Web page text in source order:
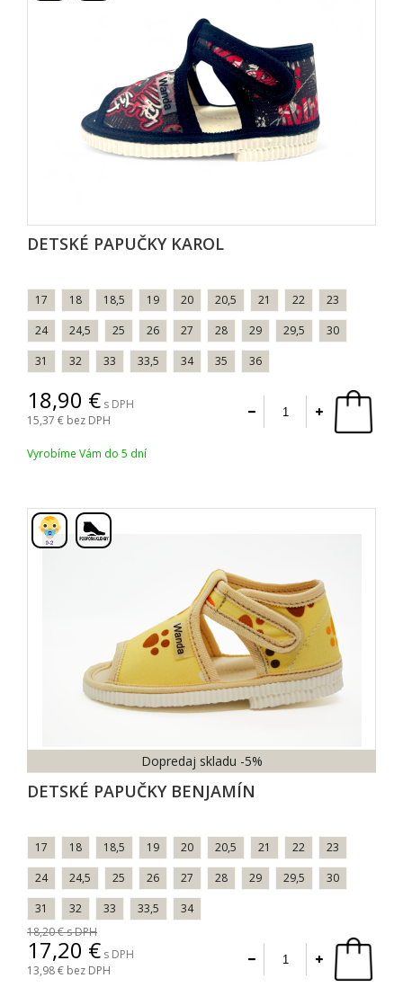
DETSKÉ PAPUČKY KAROL
17 18 18,5 19 20 20,5 21 22
23
24
24,5 25 26 27 28 29 29,5
30
31
32 33 33,5 34 35 36
18,90
s DPH
15,37 bez DPH
Vyrobíme Vám do 5 dní
DETSKÉ PAPUČKY BENJAMÍN
Dopredaj skladu -5%
17 18 18,5 19 20 20,5 21 22
23
24
24,5 25 26 27 28 29 29,5
30
31
32 33 33,5
34
18,20s DPH
17,20
s DPH
13,98 bez DPH